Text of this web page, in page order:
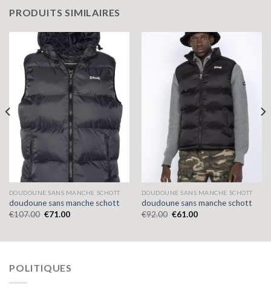
PRODUITS SIMILAIRES
DOUDOUNE SANS MANCHE SCHOTT
doudoune sans manche schott
€107.00 €71.00
DOUDOUNE SANS MANCHE SCHOTT
doudoune sans manche schott
€92.00 €61.00
POLITIQUES